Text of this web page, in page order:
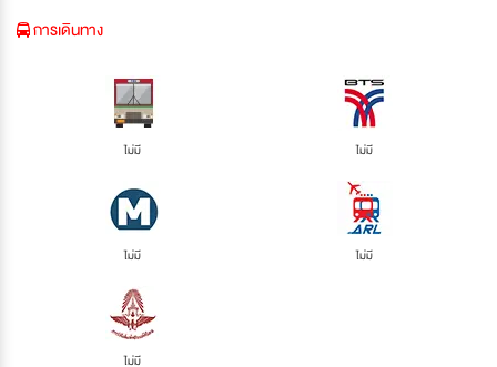
การเดินทาง
ไม่มี ไม่มี
ไม่มี ไม่มี
ไม่มี